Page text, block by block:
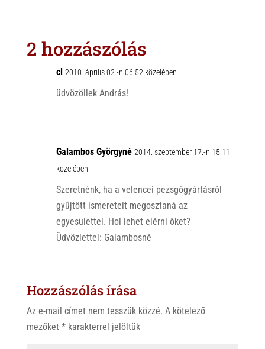
A
o
o
2 hozzászólás
cl 2010. április 02.-n 06:52 közelében
üdvözöllek András!
Galambos Györgyné 2014. szeptember 17.-n 15:11
közelében
Szeretnénk, ha a velencei pezsgőgyártásról
gyűjtött ismereteit megosztaná az
egyesülettel. Hol lehet elérni őket?
Üdvözlettel: Galambosné
Hozzászólás írása
Az e-mail címet nem tesszük közzé. A kötelező
mezőket *karakterrel jelöltük